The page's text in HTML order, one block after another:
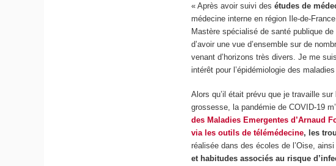
« Après avoir suivi desétudes de
médecine interne en région Ile-de-
Mastère spécialisé de santé publique
d’avoir une vue d’ensemble sur de
venant d’horizons très divers. Je me
intérêt pour l’épidémiologie des
Alors qu’il était prévu que je travaille
grossesse, la pandémie de COVID-19
des Maladies Emergentes d’Arnaud
via les outils de télémédecine, les
réalisée dans des écoles de l’Oise,
et habitudes associés au risque